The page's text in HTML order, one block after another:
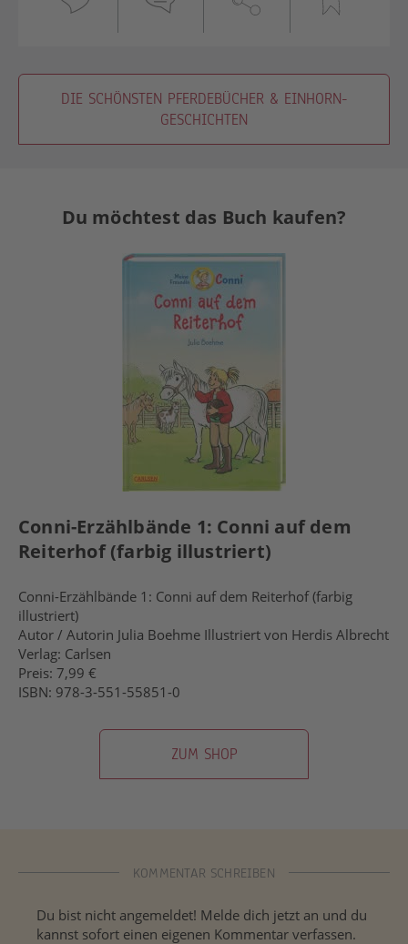
DIE SCHÖNSTEN PFERDEBÜCHER & EINHORN-
GESCHICHTEN
Du möchtest das Buch kaufen?
Conni-Erzählbände 1: Conni auf dem
Reiterhof (farbig illustriert)
Conni-Erzählbände 1: Conni auf dem Reiterhof (farbig
illustriert)
Autor / Autorin Julia Boehme Illustriert von Herdis Albrecht
Verlag: Carlsen
Preis: 7,99 €
ISBN: 978-3-551-55851-0
ZUM SHOP
KOMMENTAR SCHREIBEN
Du bist nicht angemeldet! Melde dich jetzt an und du
kannst sofort einen eigenen Kommentar verfassen.